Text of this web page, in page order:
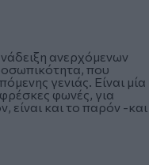
ανερχόμενων
που
γενιάς. Είναι μία
φωνές, για
είναι και το παρόν -και